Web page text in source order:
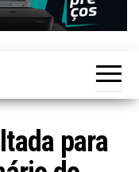
para